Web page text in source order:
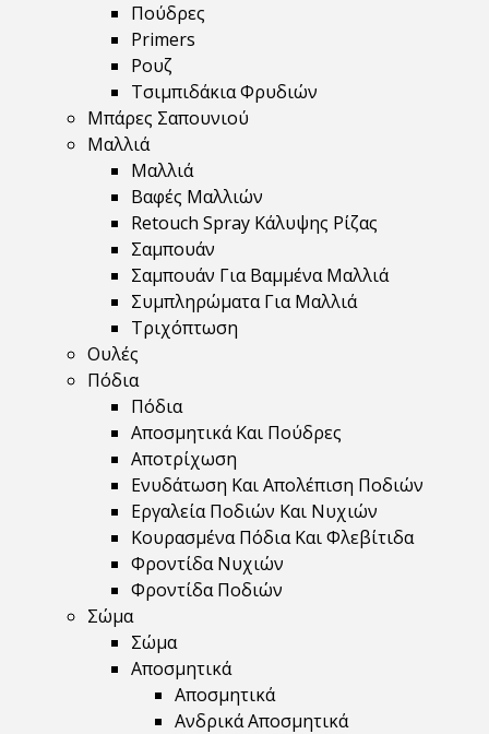
Πούδρες
Primers
Ρουζ
Τσιμπιδάκια Φρυδιών
Μπάρες Σαπουνιού
Μαλλιά
Μαλλιά
Βαφές Μαλλιών
Retouch Spray Κάλυψης Ρίζας
Σαμπουάν
Σαμπουάν Για Βαμμένα Μαλλιά
Συμπληρώματα Για Μαλλιά
Τριχόπτωση
Ουλές
Πόδια
Πόδια
Αποσμητικά Και Πούδρες
Αποτρίχωση
Ενυδάτωση Και Απολέπιση Ποδιών
Εργαλεία Ποδιών Και Νυχιών
Κουρασμένα Πόδια Και Φλεβίτιδα
Φροντίδα Νυχιών
Φροντίδα Ποδιών
Σώμα
Σώμα
Αποσμητικά
Αποσμητικά
Ανδρικά Αποσμητικά